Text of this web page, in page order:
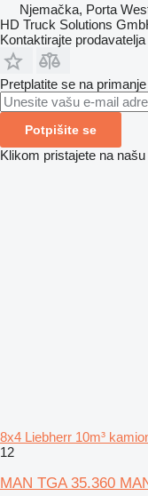
Njemačka, Porta
HD Truck Solutions
Kontaktirajte prodavatelja
Pretplatite se na
Potpišite se
Klikom pristajete na našu
8x4 Liebherr 10m³
12
MAN TGA 35.360